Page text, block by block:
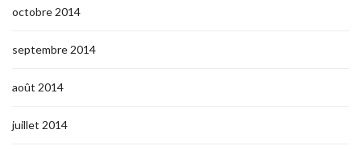
octobre 2014
septembre 2014
août 2014
juillet 2014